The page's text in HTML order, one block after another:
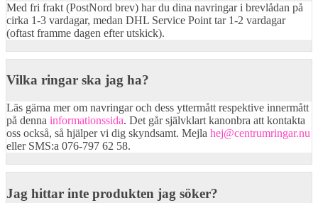
Med fri frakt (PostNord brev) har du dina navringar i brevlådan på
cirka 1-3 vardagar, medan DHL Service Point tar 1-2 vardagar
(oftast framme dagen efter utskick).
Vilka ringar ska jag ha?
Läs gärna mer om navringar och dess yttermått respektive innermått
på denna informationssida. Det går självklart kanonbra att kontakta
oss också, så hjälper vi dig skyndsamt. Mejla hej@centrumringar.nu
eller SMS:a 076-797 62 58.
Jag hittar inte produkten jag söker?